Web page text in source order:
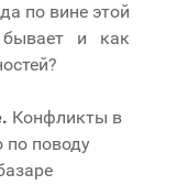
по вине этой
бывает и как
Конфликты в
по поводу